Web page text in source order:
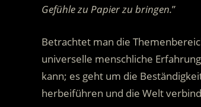
Gefühle zu Papier zu bringen.”
Betrachtet man die
universelle menschliche
kann; es geht um die
herbeiführen und die Welt